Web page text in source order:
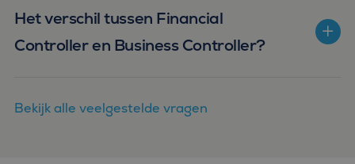
Het verschil tussen Financial
Controller en Business Controller?
Bekijk alle veelgestelde vragen